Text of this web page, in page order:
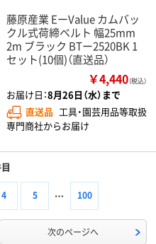
藤原産業 EーValue カムバッ
クル式荷締ベルト 幅25mm
2m ブラック BTー2520BK 1
セット(10個)（直送品）
￥4,440（税込）
お届け日：8月26日（水）まで
直送品 工具・園芸用品等取扱
専門商社からお届け
4 5 100
次のページへ